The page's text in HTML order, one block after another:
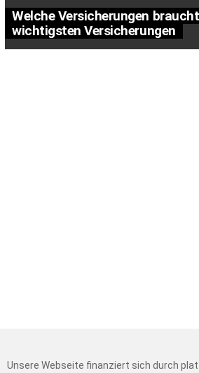
Welche Versicherungen
wichtigsten Versicherungen
Unsere Webseite finanziert sich durch